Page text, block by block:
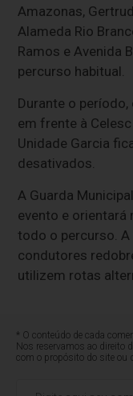
Amazonas,
Alameda Rio
Ramos e Avenida
percurso habitual.
Durante o
em frente à
Unidade Garcia
desativados.
A Guarda
evento e
todo o percurso.
condutores
utilizem rotas
* O conteúdo de cada
Nos reservamos ao direito
com o propósito do site ou